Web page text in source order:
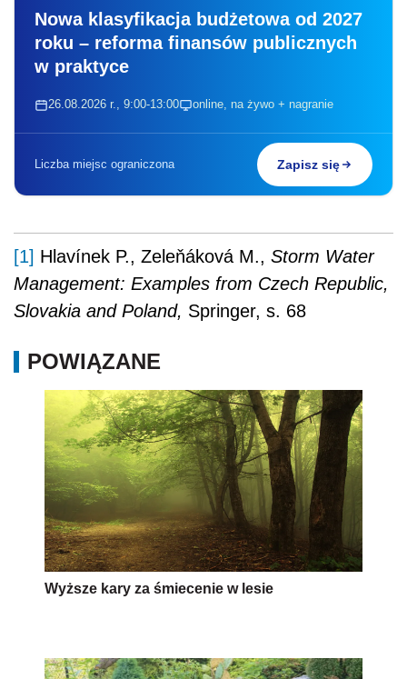
Nowa klasyfikacja budżetowa od 2027
roku – reforma finansów publicznych
w praktyce
26.08.2026 r., 9:00-13:00 online, na żywo + nagranie
Liczba miejsc ograniczona Zapisz się
[1] Hlavínek P., Zeleňáková M., Storm Water
Management: Examples from Czech Republic,
Slovakia and Poland, Springer, s. 68
POWIĄZANE
Wyższe kary za śmiecenie w lesie